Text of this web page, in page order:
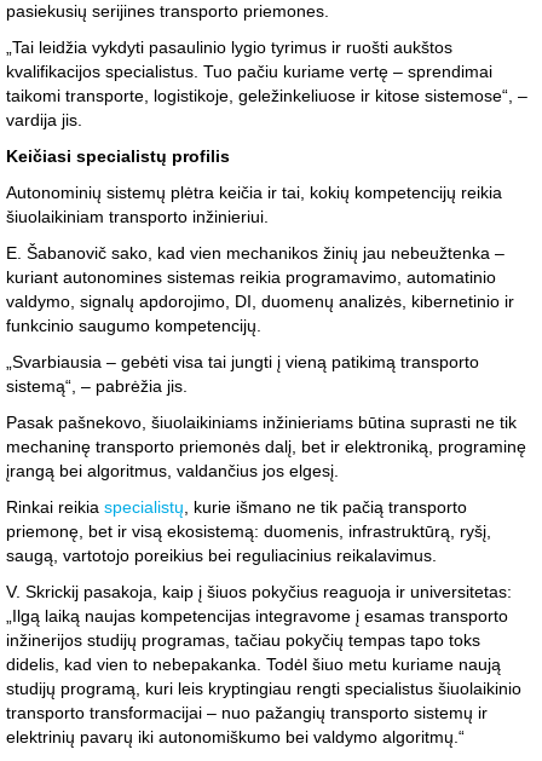
pasiekusių serijines transporto priemones.
„Tai leidžia vykdyti pasaulinio lygio tyrimus ir ruošti aukštos
kvalifikacijos specialistus. Tuo pačiu kuriame vertę – sprendimai
taikomi transporte, logistikoje, geležinkeliuose ir kitose sistemose“, –
vardija jis.
Keičiasi specialistų profilis
Autonominių sistemų plėtra keičia ir tai, kokių kompetencijų reikia
šiuolaikiniam transporto inžinieriui.
E. Šabanovič sako, kad vien mechanikos žinių jau nebeužtenka –
kuriant autonomines sistemas reikia programavimo, automatinio
valdymo, signalų apdorojimo, DI, duomenų analizės, kibernetinio ir
funkcinio saugumo kompetencijų.
„Svarbiausia – gebėti visa tai jungti į vieną patikimą transporto
sistemą“, – pabrėžia jis.
Pasak pašnekovo, šiuolaikiniams inžinieriams būtina suprasti ne tik
mechaninę transporto priemonės dalį, bet ir elektroniką, programinę
įrangą bei algoritmus, valdančius jos elgesį.
Rinkai reikia specialistų, kurie išmano ne tik pačią transporto
priemonę, bet ir visą ekosistemą: duomenis, infrastruktūrą, ryšį,
saugą, vartotojo poreikius bei reguliacinius reikalavimus.
V. Skrickij pasakoja, kaip į šiuos pokyčius reaguoja ir universitetas:
„Ilgą laiką naujas kompetencijas integravome į esamas transporto
inžinerijos studijų programas, tačiau pokyčių tempas tapo toks
didelis, kad vien to nebepakanka. Todėl šiuo metu kuriame naują
studijų programą, kuri leis kryptingiau rengti specialistus šiuolaikinio
transporto transformacijai – nuo pažangių transporto sistemų ir
elektrinių pavarų iki autonomiškumo bei valdymo algoritmų.“